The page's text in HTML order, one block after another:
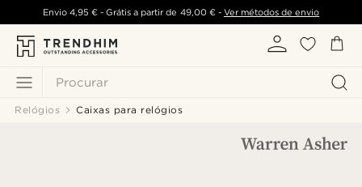
Procurar
Envio 4,95 €- Grátis a partir de 49,00 €- Ver métodos de envio
Relógios Caixas para relógios